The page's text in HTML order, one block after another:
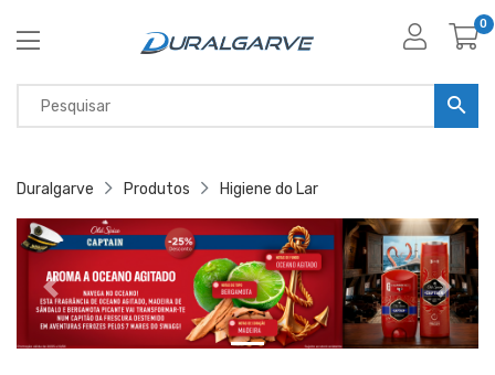
0
Duralgarve Produtos Higiene do Lar